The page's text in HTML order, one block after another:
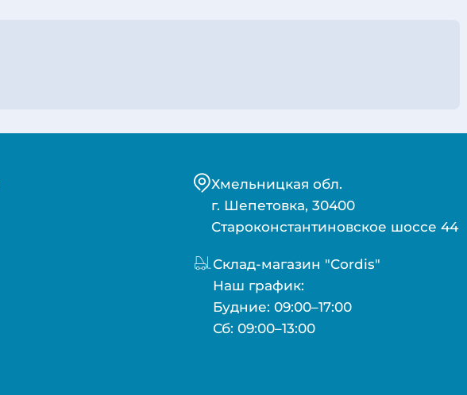
Хмельницкая обл.
г. Шепетовка, 30400
Староконстантиновское шоссе 44
Склад-магазин "Cordis"
Наш график:
Будние: 09:00–17:00
Сб: 09:00–13:00